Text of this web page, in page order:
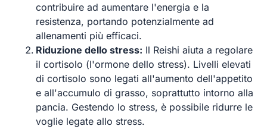
contribuire ad aumentare l'energia e la
resistenza, portando potenzialmente ad
allenamenti più efficaci.
Riduzione dello stress: Il Reishi aiuta a regolare
il cortisolo (l'ormone dello stress). Livelli elevati
di cortisolo sono legati all'aumento dell'appetito
e all'accumulo di grasso, soprattutto intorno alla
pancia. Gestendo lo stress, è possibile ridurre le
voglie legate allo stress.